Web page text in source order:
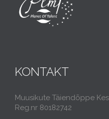
KONTAKT
Muusikute Täiendõppe
Reg.nr 80182742